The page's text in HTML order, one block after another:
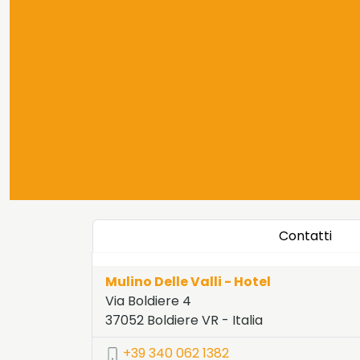
Contatti
Mulino Delle Valli - Hotel
Via Boldiere 4
37052 BoldiereVR - Italia
LAT:45.148- LNG:11.221
+39 340 062 1382